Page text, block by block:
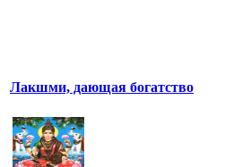
Лакшми, дающая богатство